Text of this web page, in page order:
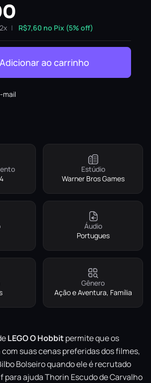
R$7,60 no Pix (5% off)
Adicionar ao carrinho
mail
Estúdio
Warner Bros Games
Áudio
Portugues
Gênero
Ação e Aventura, Família
LEGO O Hobbitpermite que os
suas cenas preferidas dos filmes,
Bolseiro quando ele é recrutado
para ajuda Thorin Escudo de Carvalho